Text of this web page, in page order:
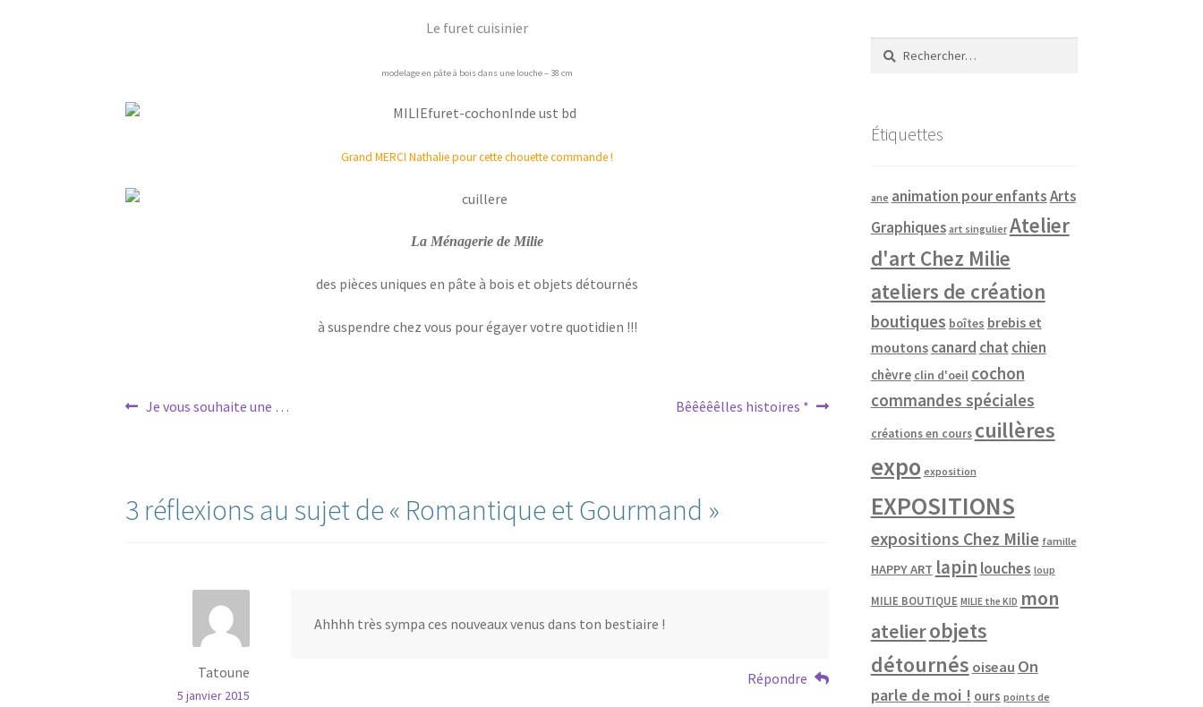
Le furet cuisinier
modelage en pâte à bois dans une louche – 38 cm
Grand MERCI Nathalie pour cette chouette commande !
La Ménagerie de Milie
des pièces uniques en pâte à bois et objets détournés
à suspendre chez vous pour égayer votre quotidien !!!
Navigation
Article
Je vous souhaite une …
Article
Bêêêêêlles histoires *
3 réflexions au sujet de « Romantique et Gourmand »
Tatoune
5 janvier 2015
Ahhhh très sympa ces nouveaux venus dans ton bestiaire !
Répondre
Rechercher :
Étiquettes
ane animation pour enfantsArts
Graphiques art singulier Atelier
d'art Chez Milie
ateliers de création
boutiques boîtes brebis et
moutons canard chat chien
chèvre clin d'oeil cochon
commandes spéciales
créations en cours cuillères
expo exposition
EXPOSITIONS
expositions Chez Milie famille
HAPPY ART lapin louches loup
MILIE BOUTIQUE MILIE the KID mon
atelierobjets
détournés oiseau On
parle de moi ! ours points de